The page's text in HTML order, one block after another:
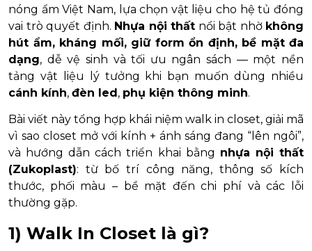
nóng ẩm Việt Nam, lựa chọn vật liệu cho hệ tủ đóng
vai trò quyết định. Nhựa nội thất nổi bật nhờ không
hút ẩm, kháng mối, giữ form ổn định, bề mặt đa
dạng, dễ vệ sinh và tối ưu ngân sách — một nền
tảng vật liệu lý tưởng khi bạn muốn dùng nhiều
cánh kính, đèn led, phụ kiện thông minh.
Bài viết này tổng hợp khái niệm walk in closet, giải mã
vì sao closet mở với kính + ánh sáng đang “lên ngôi”,
và hướng dẫn cách triển khai bằng nhựa nội thất
(Zukoplast): từ bố trí công năng, thông số kích
thước, phối màu – bề mặt đến chi phí và các lỗi
thường gặp.
1) Walk In Closet là gì?